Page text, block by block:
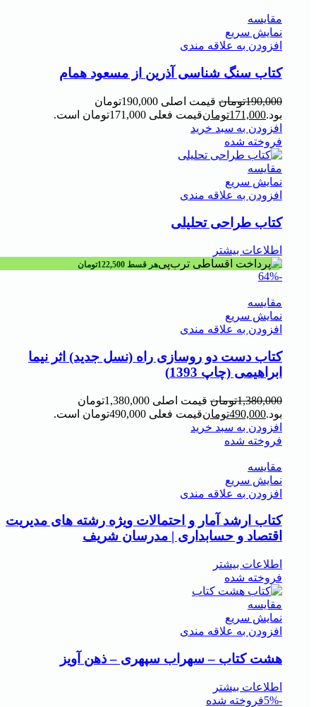
مقايسه
نمایش سریع
افزودن به علاقه مندی
کتاب سنگ شناسی آذرین از مسعود همام
190,000تومان
قیمت اصلی 190,000تومان
بود.171,000تومانقیمت فعلی 171,000تومان است.
افزودن به سبد خرید
فروخته شده
مقايسه
نمایش سریع
افزودن به علاقه مندی
کتاب طراحی تحلیلی
اطلاعات بیشتر
هر قسط 122,500تومان
-64%
مقايسه
نمایش سریع
افزودن به علاقه مندی
کتاب دست دو روسازی راه (نسل جدید) اثر نیما
ابراهیمی (چاپ 1393)
1,380,000تومان
قیمت اصلی 1,380,000تومان
بود.490,000تومانقیمت فعلی 490,000تومان است.
افزودن به سبد خرید
فروخته شده
مقايسه
نمایش سریع
افزودن به علاقه مندی
کتاب ارشد آمار و احتمالات ویژه رشته های مدیریت
اقتصاد و حسابداری | مدرسان شریف
اطلاعات بیشتر
فروخته شده
مقايسه
نمایش سریع
افزودن به علاقه مندی
هشت کتاب – سهراب سپهری – ذهن آویز
اطلاعات بیشتر
-5%
فروخته شده